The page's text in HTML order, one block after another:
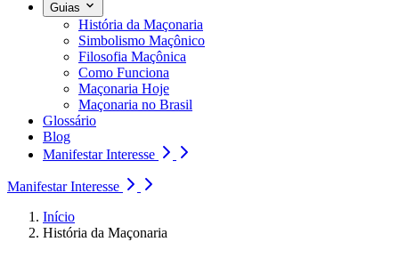
Guias
História da Maçonaria
Simbolismo Maçônico
Filosofia Maçônica
Como Funciona
Maçonaria Hoje
Maçonaria no Brasil
Glossário
Blog
Manifestar Interesse
Manifestar Interesse
Início
História da Maçonaria